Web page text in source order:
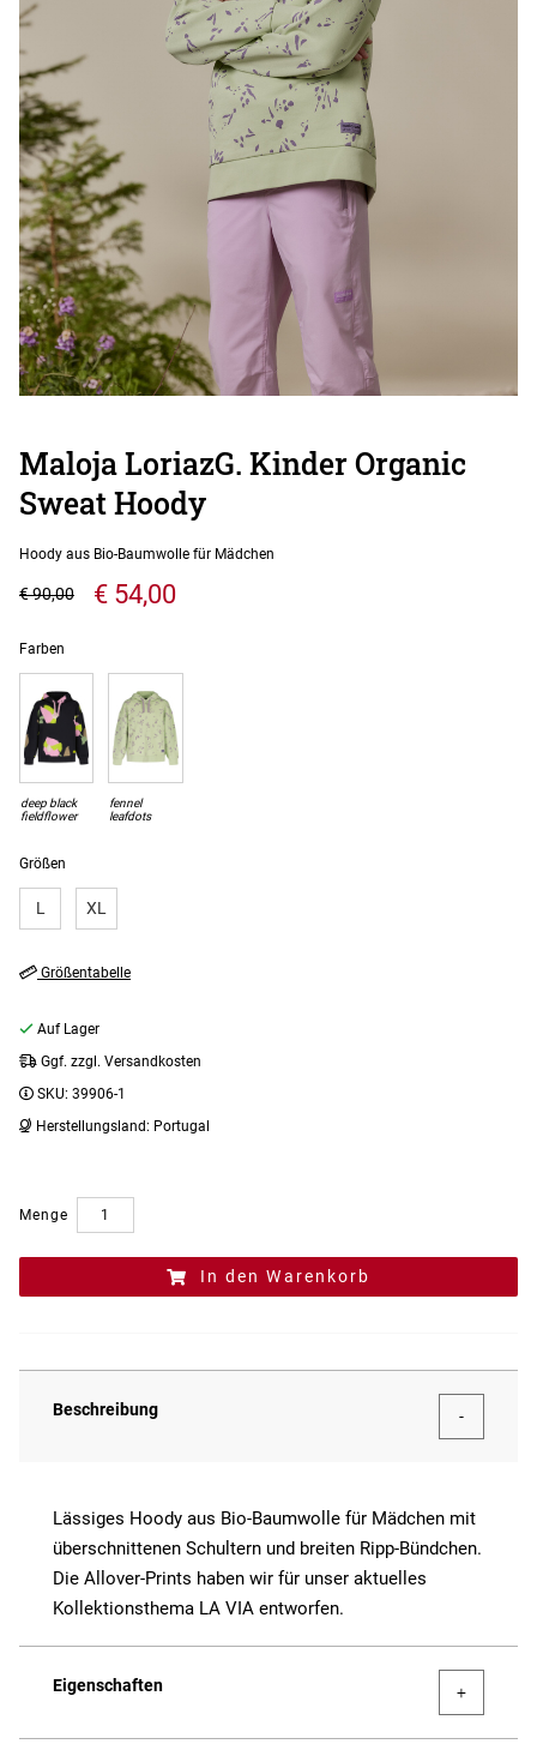
Maloja LoriazG. Kinder Organic
Sweat Hoody
Hoody aus Bio-Baumwolle für Mädchen
€ 54,00
€ 90,00
Größen
L XL
Farben
deep black
fieldflower
fennel
leafdots
Größentabelle
Auf Lager
Ggf. zzgl. Versandkosten
SKU: 39906-1
Herstellungsland: Portugal
Menge
In den Warenkorb
Beschreibung
Lässiges Hoody aus Bio-Baumwolle für Mädchen mit
überschnittenen Schultern und breiten Ripp-Bündchen.
Die Allover-Prints haben wir für unser aktuelles
Kollektionsthema LA VIA entworfen.
Eigenschaften